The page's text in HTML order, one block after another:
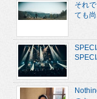
それ
ても